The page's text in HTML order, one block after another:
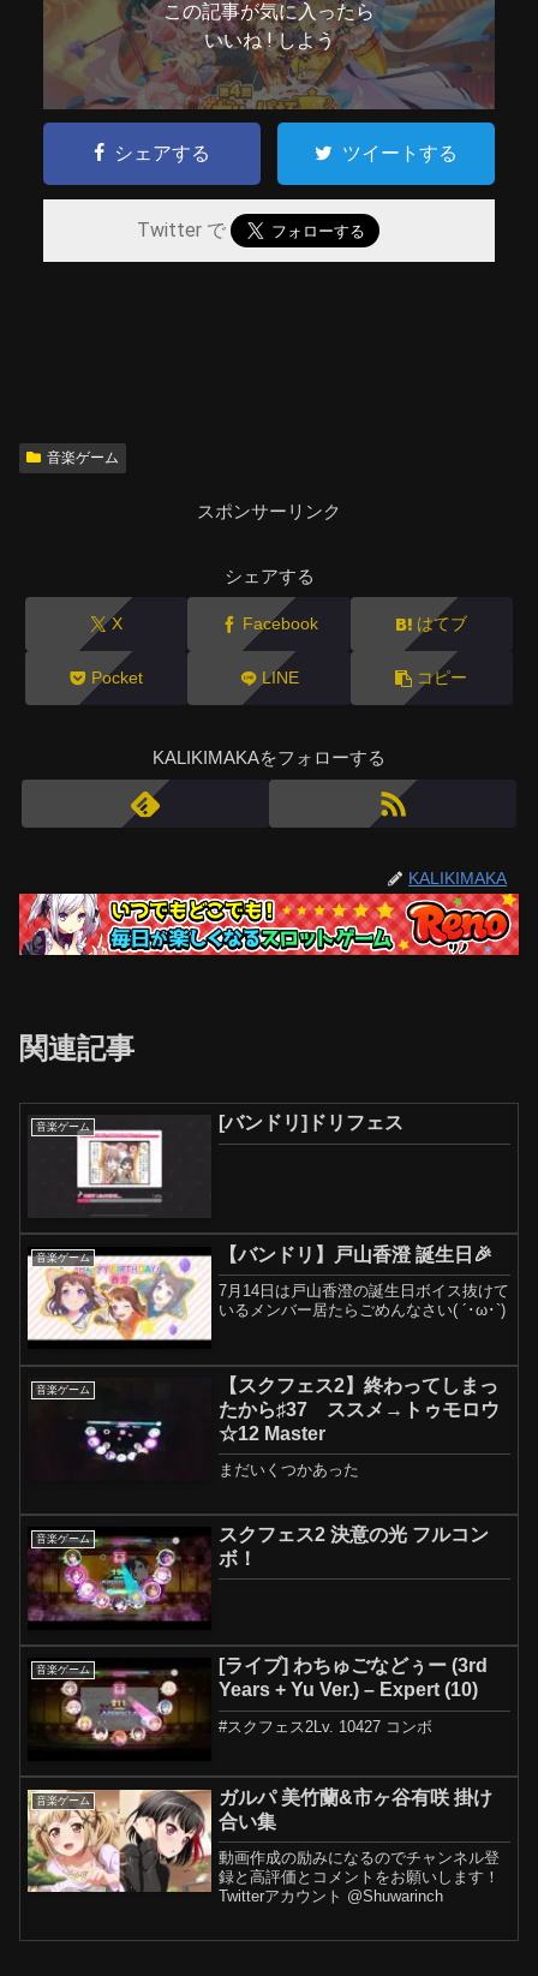
この記事が気に入ったら
いいね ! しよう
シェアする ツイートする
Twitter で
音楽ゲーム
スポンサーリンク
シェアする
X Facebook はてブ
Pocket LINE コピー
KALIKIMAKAをフォローする
KALIKIMAKA
関連記事
音楽ゲーム [バンドリ]ドリフェス
音楽ゲーム 【バンドリ】戸山香澄 誕生日🎉
7月14日は戸山香澄の誕生日ボイス抜けて
いるメンバー居たらごめんなさい( ´･ω･`)
音楽ゲーム
【スクフェス2】終わってしまっ
たから♯37 ススメ→トゥモロウ
☆12 Master
まだいくつかあった
音楽ゲーム
スクフェス2 決意の光 フルコン
ボ！
音楽ゲーム
[ライブ] わちゅごなどぅー (3rd
Years + Yu Ver.) – Expert (10)
#スクフェス2Lv. 10427 コンボ
音楽ゲーム
ガルパ 美竹蘭&市ヶ谷有咲 掛け
合い集
動画作成の励みになるのでチャンネル登
録と高評価とコメントをお願いします！
Twitterアカウント @Shuwarinch